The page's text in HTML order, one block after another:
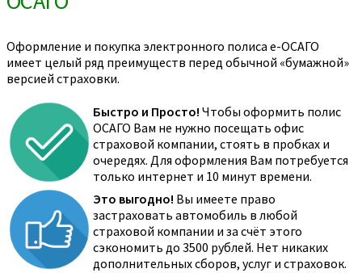
Оформление и покупка электронного полиса е-ОСАГО
имеет целый ряд преимуществ перед обычной «бумажной»
версией страховки.
Быстро и Просто! Чтобы оформить полис
ОСАГО Вам не нужно посещать офис
страховой компании, стоять в пробках и
очередях. Для оформления Вам потребуется
только интернет и 10 минут времени.
Это выгодно! Вы имеете право
застраховать автомобиль в любой
страховой компании и за счёт этого
сэкономить до 3500 рублей. Нет никаких
дополнительных сборов, услуг и страховок.